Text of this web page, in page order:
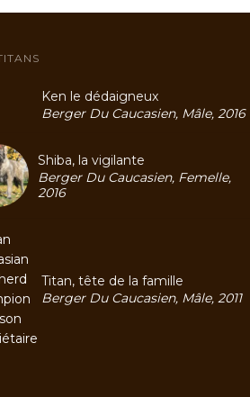
Ken le dédaigneux
Berger Du Caucasien, Mâle, 2016
Shiba, la vigilante
Berger Du Caucasien, Femelle,
2016
Titan, tête de la famille
Berger Du Caucasien, Mâle, 2011